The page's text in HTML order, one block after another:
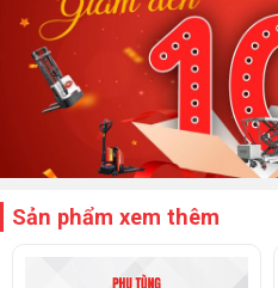
Sản phẩm xem thêm